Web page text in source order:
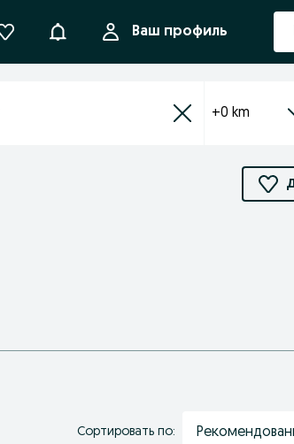
УведомленияВаш профиль
+0 km
Сортировать по: